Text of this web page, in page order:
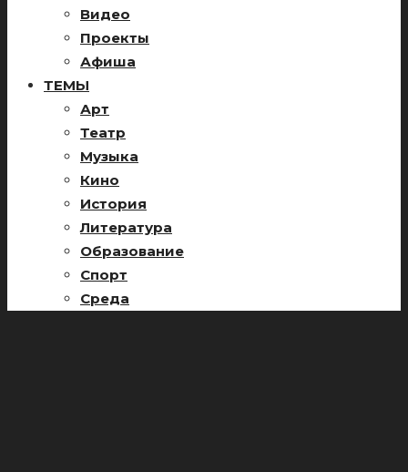
Видео
Проекты
Афиша
ТЕМЫ
Арт
Театр
Музыка
Кино
История
Литература
Образование
Спорт
Среда